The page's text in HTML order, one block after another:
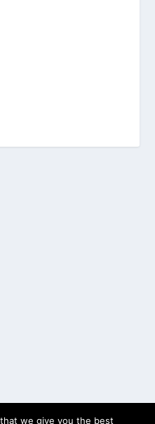
we give you the best